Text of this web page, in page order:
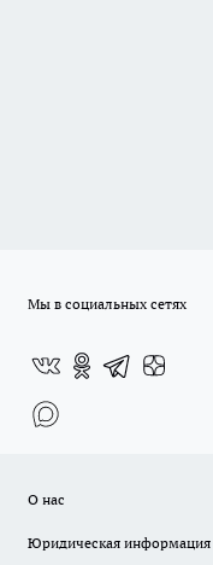
Мы в социальных сетях
О нас
Юридическая информация